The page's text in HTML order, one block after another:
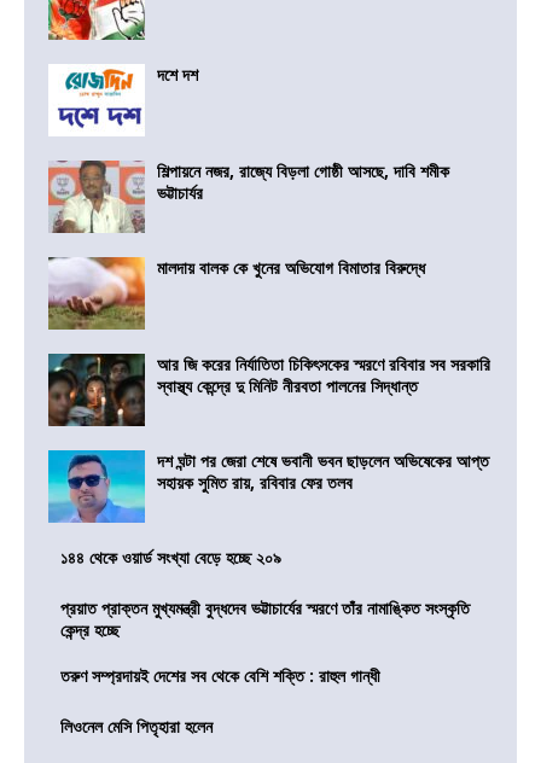
দশে দশ
শিল্পায়নে নজর, রাজ্যে বিড়লা গোষ্ঠী আসছে, দাবি শমীক
ভট্টাচার্যর
মালদায় বালক কে খুনের অভিযোগ বিমাতার বিরুদ্ধে
আর জি করের নির্যাতিতা চিকিৎসকের স্মরণে রবিবার সব সরকারি
স্বাস্থ্য কেন্দ্রে দু মিনিট নীরবতা পালনের সিদ্ধান্ত
দশ ঘন্টা পর জেরা শেষে ভবানী ভবন ছাড়লেন অভিষেকের আপ্ত
সহায়ক সুমিত রায়, রবিবার ফের তলব
১৪৪ থেকে ওয়ার্ড সংখ্যা বেড়ে হচ্ছে ২০৯
প্রয়াত প্রাক্তন মুখ্যমন্ত্রী বুদ্ধদেব ভট্টাচার্যের স্মরণে তাঁর নামাঙ্কিত সংস্কৃতি
কেন্দ্র হচ্ছে
তরুণ সম্প্রদায়ই দেশের সব থেকে বেশি শক্তি : রাহুল গান্ধী
লিওনেল মেসি পিতৃহারা হলেন